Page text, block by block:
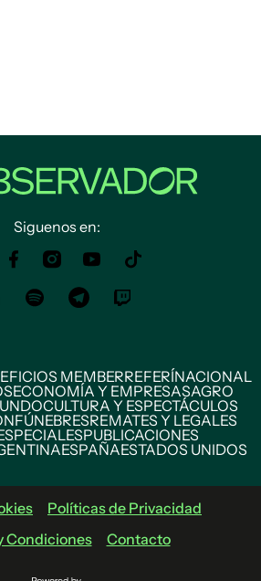
Siguenos en:
MEMBERREFERÍNACIONAL
ECONOMÍA Y EMPRESASAGRO
CULTURA Y ESPECTÁCULOS
FÚNEBRESREMATES Y LEGALES
PUBLICACIONES
ESPAÑAESTADOS UNIDOS
Políticas de Privacidad
Condiciones
Contacto